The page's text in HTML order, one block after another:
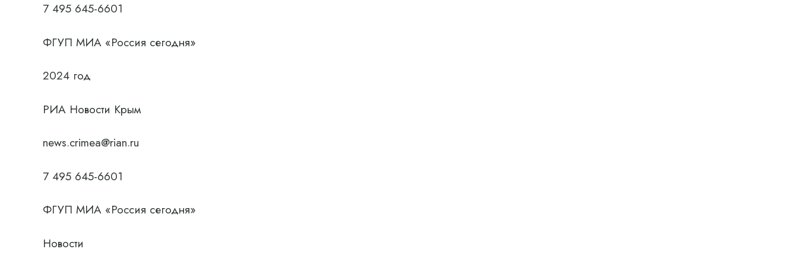
7 495 645-6601
ФГУП МИА «Россия сегодня»
2024 год
РИА Новости Крым
news.crimea@rian.ru
7 495 645-6601
ФГУП МИА «Россия сегодня»
Новости